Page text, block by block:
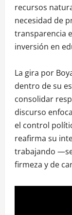
recursos
necesidad de
transparencia
inversión en
La gira por
dentro de su
consolidar
discurso
el control
reafirma su
trabajando
firmeza y de